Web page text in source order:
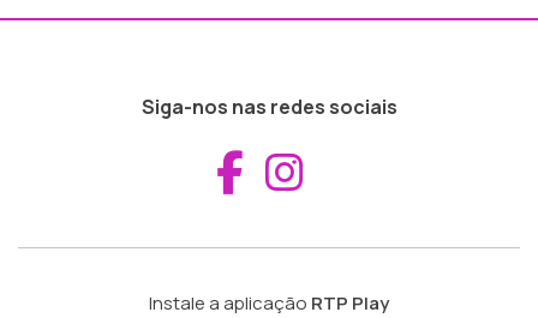
Siga-nos nas redes sociais
Aceder ao
Instale a aplicação RTP Play